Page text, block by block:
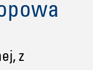
z